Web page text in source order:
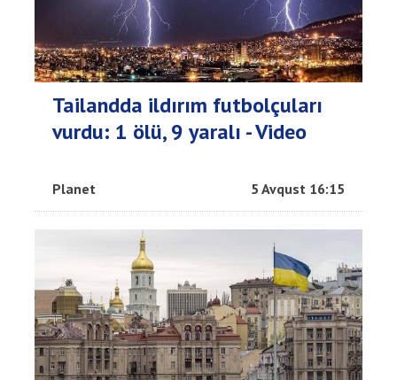
Tailandda ildırım futbolçuları
vurdu: 1 ölü, 9 yaralı - Video
Planet 5 Avqust 16:15